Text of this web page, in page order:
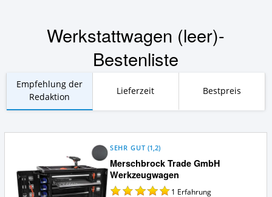
Werkstattwagen (leer)-
Bestenliste
Empfehlung der
Redaktion
Lieferzeit Bestpreis
Merschbrock Trade GmbH
Werkzeugwagen
SEHR GUT (1,2)
1 Erfahrung